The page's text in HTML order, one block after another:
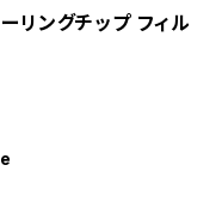
ングチップ フィル